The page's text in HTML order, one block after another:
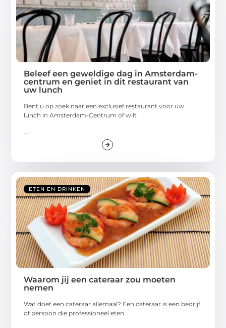
Beleef een geweldige dag in Amsterdam-
centrum en geniet in dit restaurant van
uw lunch
Bent u op zoek naar een exclusief restaurant voor uw
lunch in Amsterdam-Centrum of wilt
ETEN EN DRINKEN
Waarom jij een cateraar zou moeten
nemen
Wat doet een cateraar allemaal? Een cateraar is een bedrijf
of persoon die professioneel eten